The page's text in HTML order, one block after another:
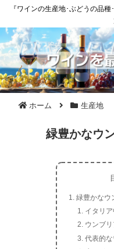
『ワインの生産地･ぶどうの品
ホーム 生産地
緑豊かなウ
緑豊かなウ
イタリ
ウンブ
代表的